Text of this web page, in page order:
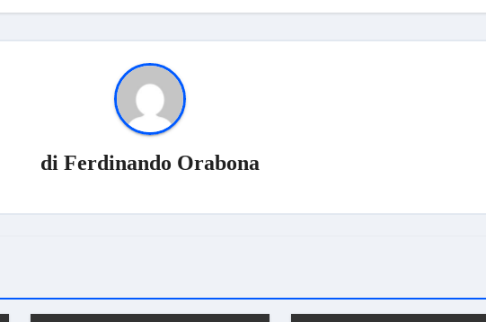
di Ferdinando Orabona